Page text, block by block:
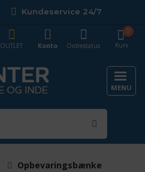
Kundeservice 24/7
Kurv
0
OUTLET
Konto Ordrestatus
MENU
Opbevaringsbænke